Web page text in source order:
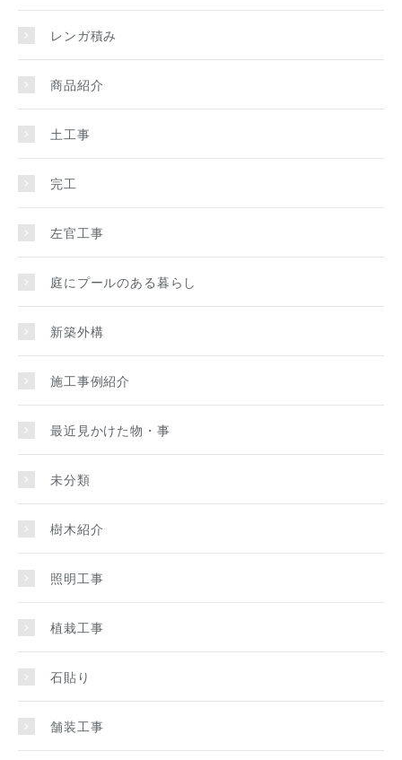
レンガ積み
商品紹介
土工事
完工
左官工事
庭にプールのある暮らし
新築外構
施工事例紹介
最近見かけた物・事
未分類
樹木紹介
照明工事
植栽工事
石貼り
舗装工事